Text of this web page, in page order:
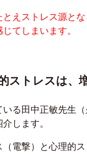
とえストレス源と
てしまいます。
ストレスは、
る田中正敏先生
します。
電撃）と心理的